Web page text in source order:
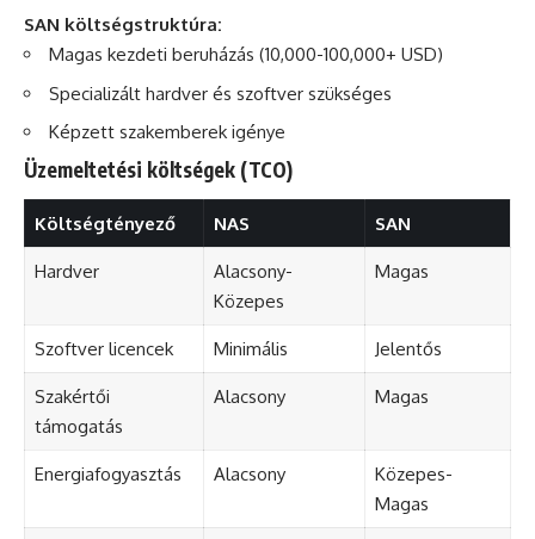
SAN költségstruktúra:
Magas kezdeti beruházás (10,000-100,000+ USD)
Specializált hardver és szoftver szükséges
Képzett szakemberek igénye
Üzemeltetési költségek (TCO)
Költségtényező NAS SAN
Hardver
Alacsony-
Közepes
Magas
Szoftver licencek Minimális Jelentős
Szakértői
támogatás
Alacsony Magas
Energiafogyasztás Alacsony
Közepes-
Magas